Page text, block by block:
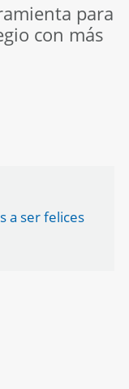
para
con más
a ser felices